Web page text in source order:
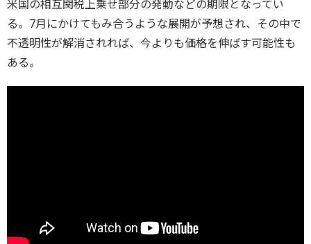
米国の相互関税上乗せ部分の発動などの期限となってい
る。7月にかけてもみ合うような展開が予想され、その中で
不透明性が解消されれば、今よりも価格を伸ばす可能性も
ある。